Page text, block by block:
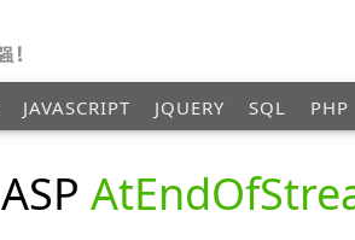
JAVASCRIPT JQUERY SQL PHP
ASP